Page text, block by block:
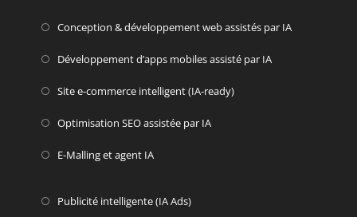
Conception & développement web assistés par IA
Développement d’apps mobiles assisté par IA
Site e-commerce intelligent (IA-ready)
Optimisation SEO assistée par IA
E-Malling et agent IA
Publicité intelligente (IA Ads)